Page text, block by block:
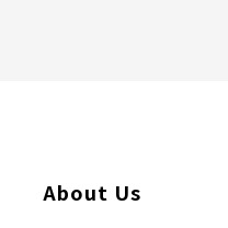
About Us